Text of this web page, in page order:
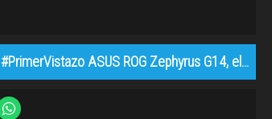
#PrimerVistazo ASUS ROG Zephyrus G14, el…